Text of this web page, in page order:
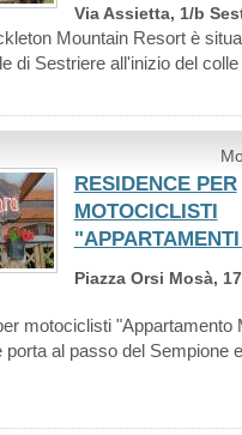
Via Assietta, 1/b
Mountain Resort è
di Sestriere all'inizio del
RESIDENCE PER
MOTOCICLISTI
Piazza Orsi Mosà,
motociclisti "Appartamento
porta al passo del Sempione